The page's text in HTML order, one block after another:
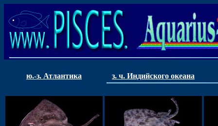
ю.-з. Атлантика з. ч. Индийского океана